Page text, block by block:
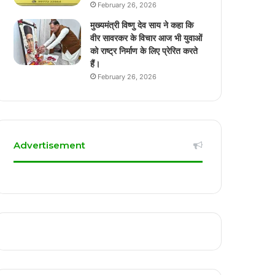
February 26, 2026
मुख्यमंत्री विष्णु देव साय ने कहा कि
वीर सावरकर के विचार आज भी युवाओं
को राष्ट्र निर्माण के लिए प्रेरित करते
हैं।
February 26, 2026
Advertisement